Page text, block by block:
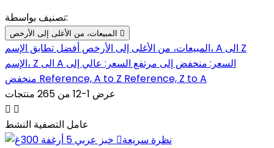
تصنيف بواسطة:

المبيعات، من الأغلى إلى الأرخص أفضل تطابق
الإسم، A الى Z
الإسم، Z الى A
السعر: منخفض إلى مرتفع السعر: عالي إلى
Reference, A to Z Reference, Z to A
عرض 1-12 من 265 منتجات
 
عامل التصفية النشط
نظرة سريعة